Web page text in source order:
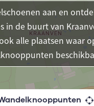
aan en
in de buurt van
alle plaatsen waar